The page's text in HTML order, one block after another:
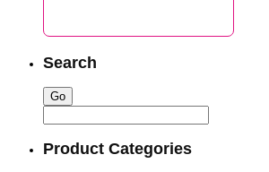
Search
Product Categories